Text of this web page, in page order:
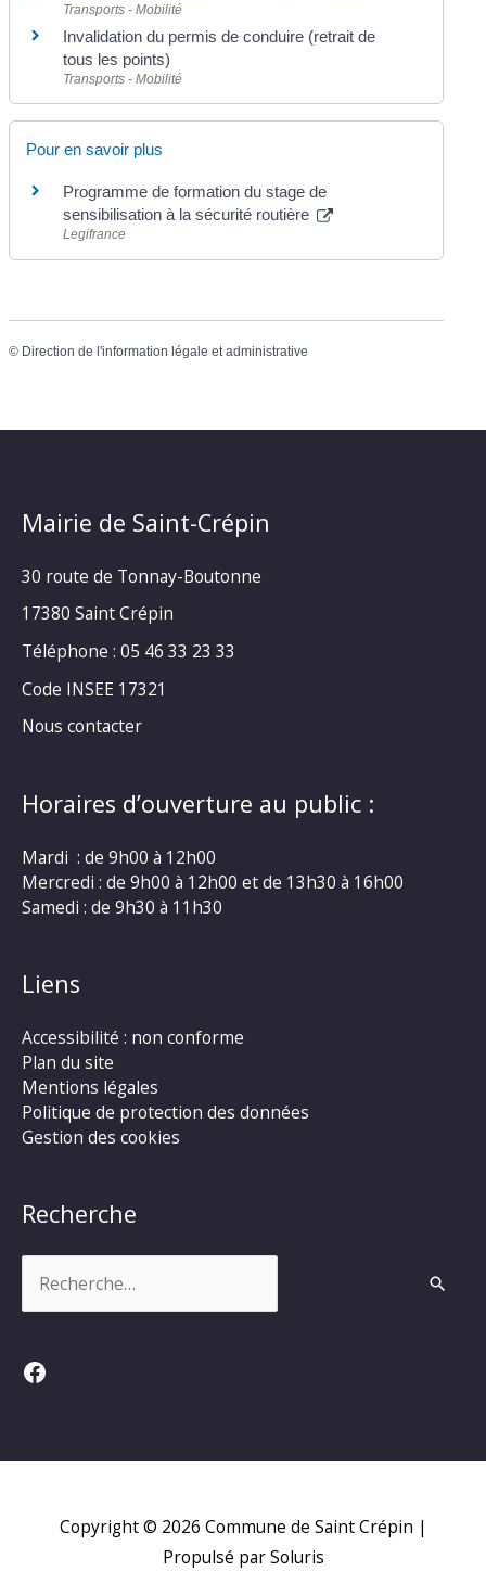
Transports - Mobilité
Invalidation du permis de conduire (retrait de
tous les points)
Transports - Mobilité
Pour en savoir plus
Programme de formation du stage de
sensibilisation à la sécurité routière
Legifrance
© Direction de l'information légale et administrative
Mairie de Saint-Crépin
30 route de Tonnay-Boutonne
17380 Saint Crépin
Téléphone : 05 46 33 23 33
Code INSEE 17321
Nous contacter
Horaires d’ouverture au public :
Mardi : de 9h00 à 12h00
Mercredi : de 9h00 à 12h00 et de 13h30 à 16h00
Samedi : de 9h30 à 11h30
Liens
Accessibilité : non conforme
Plan du site
Mentions légales
Politique de protection des données
Gestion des cookies
Recherche
Facebook
Copyright © 2026 Commune de Saint Crépin |
Propulsé par Soluris